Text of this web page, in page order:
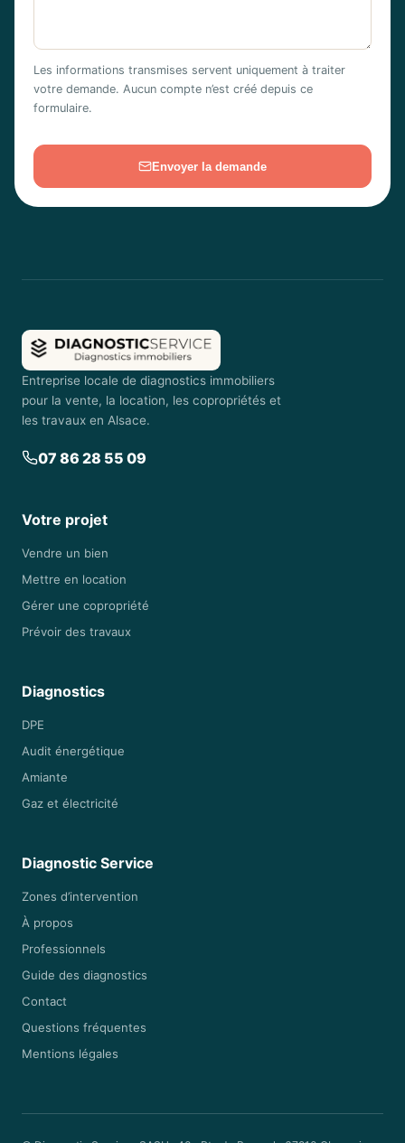
Les informations transmises servent uniquement à traiter
votre demande. Aucun compte n’est créé depuis ce
formulaire.
Envoyer la demande
Entreprise locale de diagnostics immobiliers
pour la vente, la location, les copropriétés et
les travaux en Alsace.
07 86 28 55 09
Votre projet
Vendre un bien
Mettre en location
Gérer une copropriété
Prévoir des travaux
Diagnostics
DPE
Audit énergétique
Amiante
Gaz et électricité
Diagnostic Service
Zones d’intervention
À propos
Professionnels
Guide des diagnostics
Contact
Questions fréquentes
Mentions légales